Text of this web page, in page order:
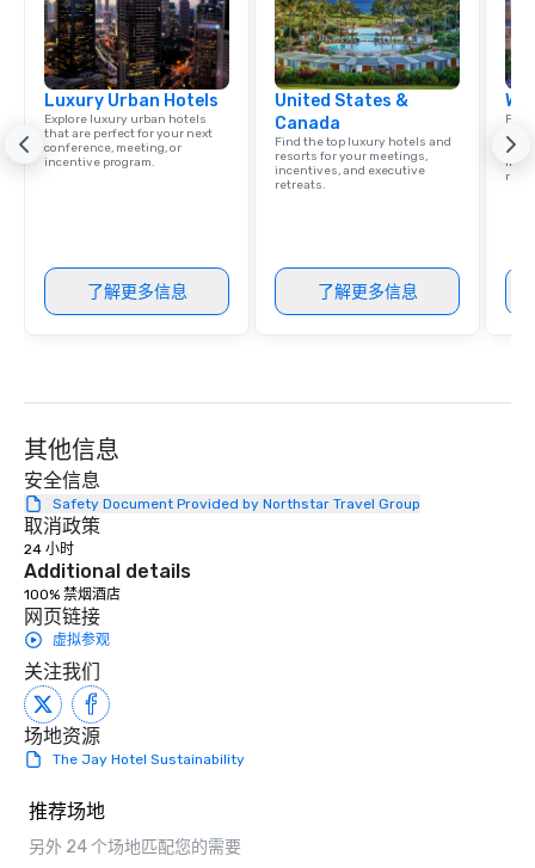
Luxury Urban Hotels
Explore luxury urban hotels
that are perfect for your next
conference, meeting, or
incentive program.
了解更多信息
United States &
Canada
Find the top luxury hotels and
resorts for your meetings,
incentives, and executive
retreats.
了解更多信息
其他信息
安全信息
Safety Document Provided by Northstar Travel Group
取消政策
24 小时
Additional details
100% 禁烟酒店
网页链接
虚拟参观
关注我们
场地资源
The Jay Hotel Sustainability
推荐场地
另外 24 个场地匹配您的需要